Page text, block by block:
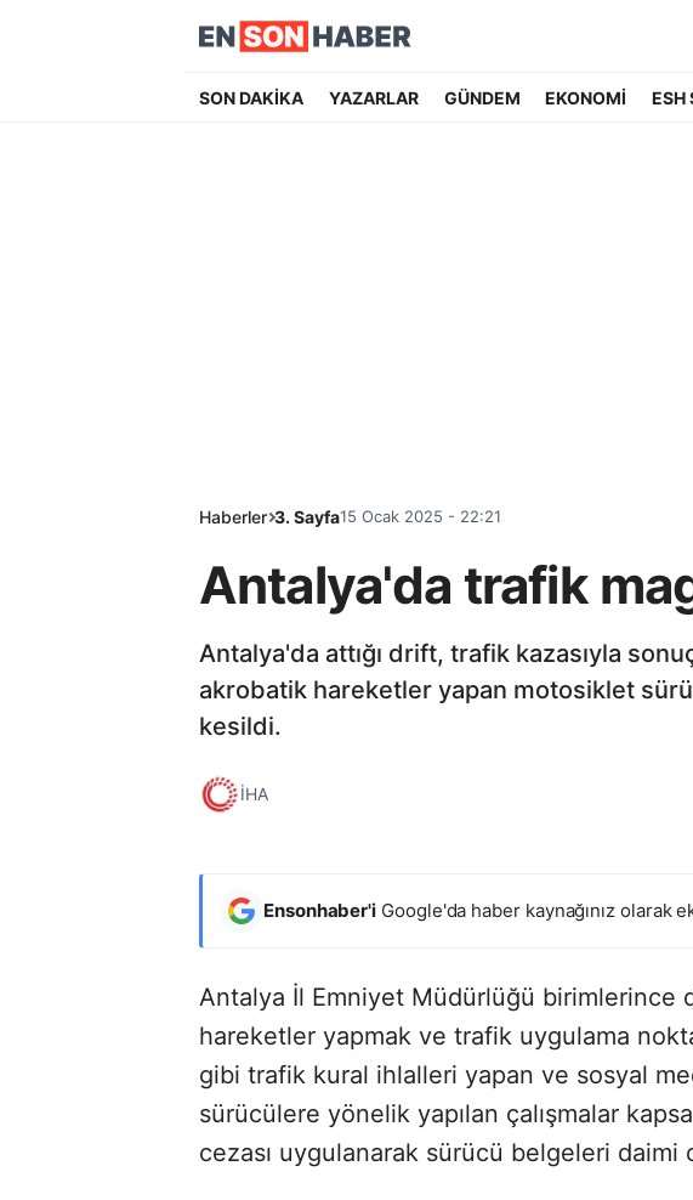
SON DAKİKA YAZARLAR GÜNDEM EKONOMİ ESH
Haberler 3. Sayfa15 Ocak 2025 - 22:21
Antalya'da trafik
Antalya'da attığı drift, trafik kazasıyla
akrobatik hareketler yapan motosiklet
kesildi.
İHA
Ensonhaber'i Google'da haber kaynağınız olarak
Antalya İl Emniyet Müdürlüğü birimlerince
hareketler yapmak ve trafik uygulama
gibi trafik kural ihlalleri yapan ve sosyal
sürücülere yönelik yapılan çalışmalar
cezası uygulanarak sürücü belgeleri daimi